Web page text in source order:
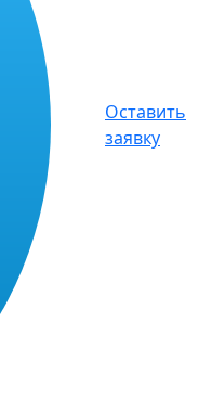
Оставить
заявку